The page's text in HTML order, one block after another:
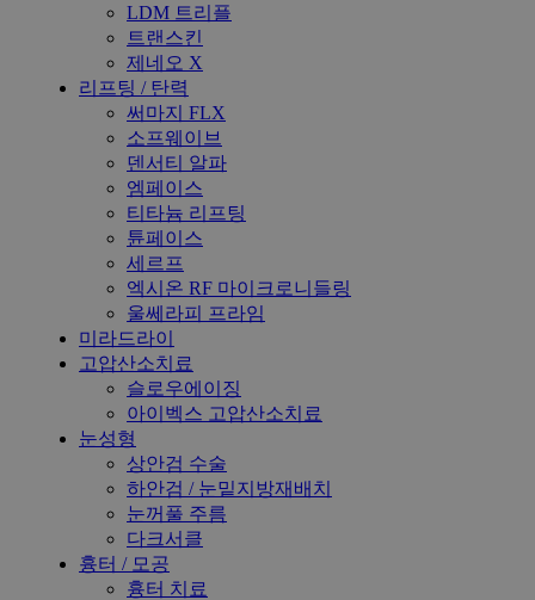
LDM 트리플
트랜스킨
제네오 X
리프팅 / 탄력
써마지 FLX
소프웨이브
덴서티 알파
엠페이스
티타늄 리프팅
튠페이스
세르프
엑시온 RF 마이크로니들링
울쎄라피 프라임
미라드라이
고압산소치료
슬로우에이징
아이벡스 고압산소치료
눈성형
상안검 수술
하안검 / 눈밑지방재배치
눈꺼풀 주름
다크서클
흉터 / 모공
흉터 치료